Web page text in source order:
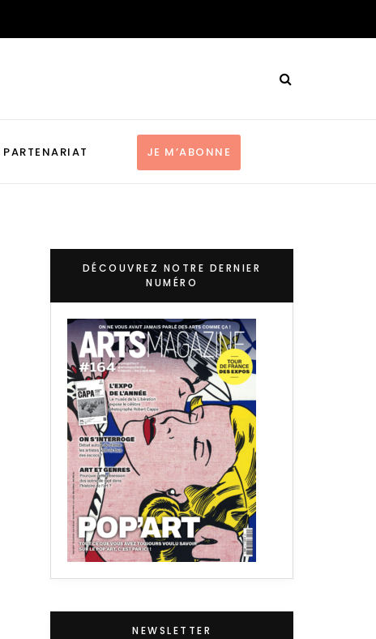
PARTENARIAT JE M’ABONNE
DÉCOUVREZ NOTRE DERNIER
NUMÉRO
NEWSLETTER